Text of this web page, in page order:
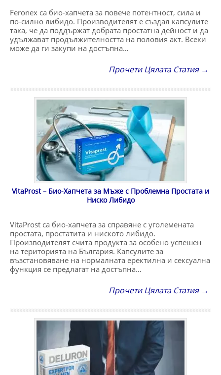
Feronex са био-хапчета за повече потентност, сила и
по-силно либидо. Производителят е създал капсулите
така, че да поддържат добрата простатна дейност и да
удължават продължителността на половия акт. Всеки
може да ги закупи на достъпна…
Прочети Цялата Статия →
VitaProst – Био-Хапчета за Мъже с Проблемна Простата и
Ниско Либидо
VitaProst са био-хапчета за справяне с уголемената
простата, простатита и ниското либидо.
Производителят счита продукта за особено успешен
на територията на България. Капсулите за
възстановяване на нормалната еректилна и сексуална
функция се предлагат на достъпна…
Прочети Цялата Статия →